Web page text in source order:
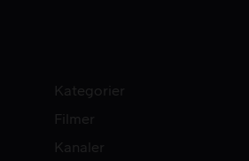
Kategorier
Filmer
Kanaler